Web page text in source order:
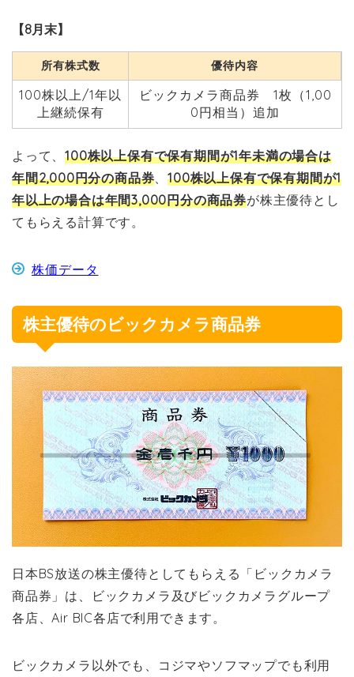
【8月末】
所有株式数 優待内容
100株以上/1年以
上継続保有
ビックカメラ商品券 1枚（1,00
0円相当）追加
よって、100株以上保有で保有期間が1年未満の場合は
年間2,000円分の商品券、100株以上保有で保有期間が1
年以上の場合は年間3,000円分の商品券が株主優待とし
てもらえる計算です。
株価データ
株主優待のビックカメラ商品券
日本BS放送の株主優待としてもらえる「ビックカメラ
商品券」は、ビックカメラ及びビックカメラグループ
各店、Air BIC各店で利用できます。
ビックカメラ以外でも、コジマやソフマップでも利用